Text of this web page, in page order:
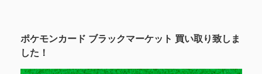
ポケモンカード ブラックマーケット 買い取り致しま
した！